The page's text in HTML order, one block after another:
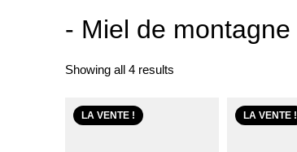
- Miel de montagne
Showing all 4 results
LA VENTE ! LA VENTE !